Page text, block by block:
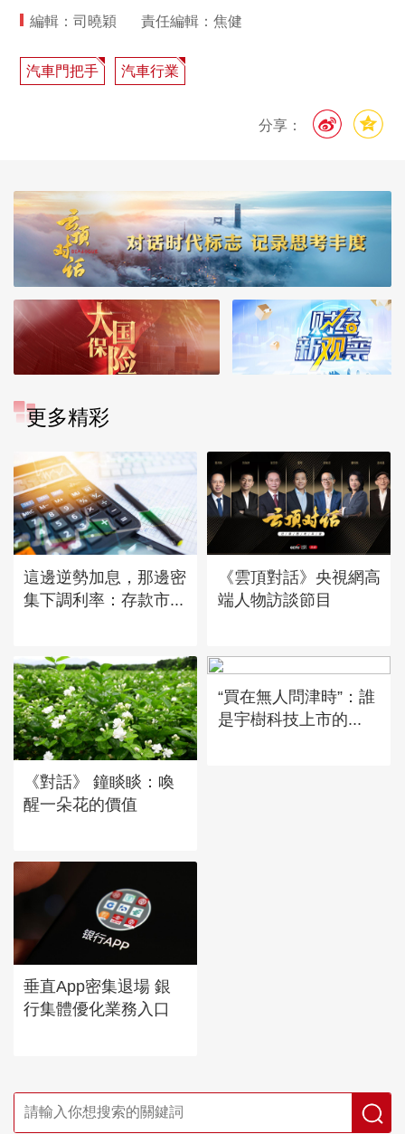
編輯：司曉穎 責任編輯：焦健
汽車門把手 汽車行業
分享：
更多精彩
這邊逆勢加息，那邊密
集下調利率：存款市...
《雲頂對話》央視網高
端人物訪談節目
《對話》 鐘睒睒：喚
醒一朵花的價值
“買在無人問津時”：誰
是宇樹科技上市的...
垂直App密集退場 銀
行集體優化業務入口